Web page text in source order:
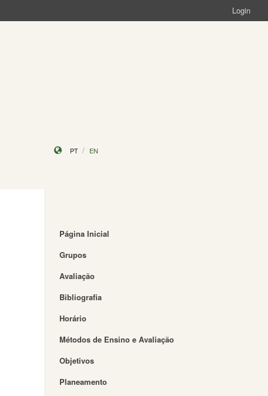
Login
PT EN
Página Inicial
Grupos
Avaliação
Bibliografia
Horário
Métodos de Ensino e Avaliação
Objetivos
Planeamento